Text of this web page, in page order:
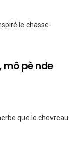
le chasse-
mô pè nde
que le chevreau